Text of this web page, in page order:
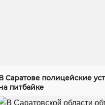
Саратове полицейские
питбайке